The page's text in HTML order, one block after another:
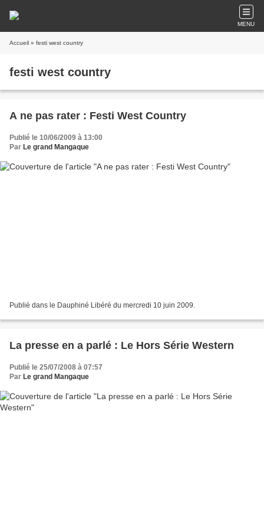
MENU
Accueil » festi west country
festi west country
A ne pas rater : Festi West Country
Publié le 10/06/2009 à 13:00
Par Le grand Mangaque
Publié dans le Dauphiné Libéré du mercredi 10 juin 2009.
La presse en a parlé : Le Hors Série Western
Publié le 25/07/2008 à 07:57
Par Le grand Mangaque